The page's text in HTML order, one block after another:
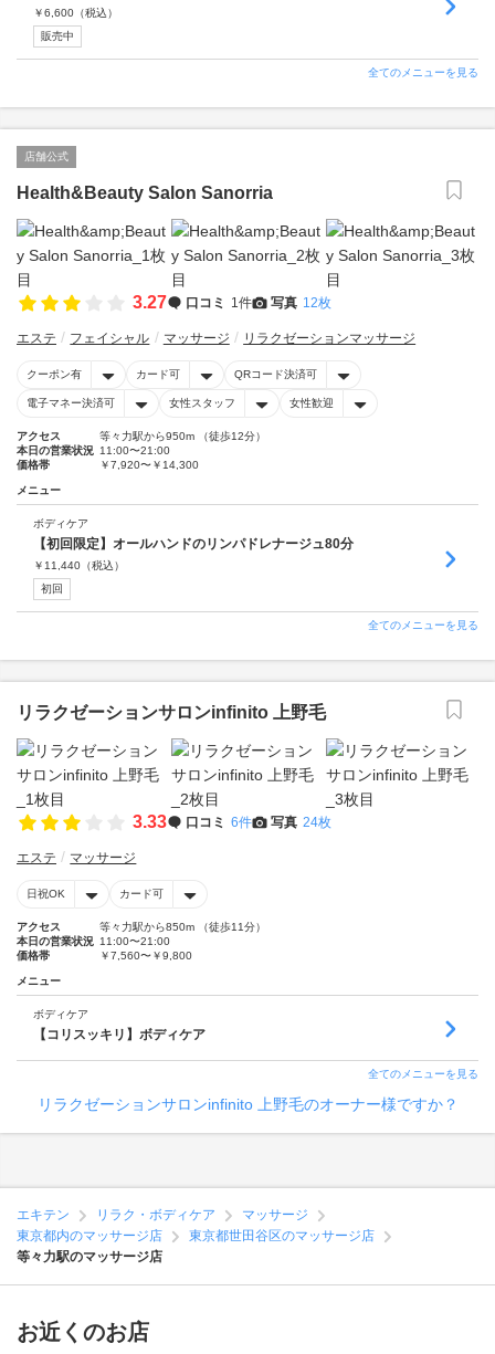
￥6,600 （税込）
販売中
全てのメニューを見る
店舗公式
Health&Beauty Salon Sanorria
3.27 口コミ 1件 写真 12枚
エステ フェイシャル マッサージ リラクゼーションマッサージ
クーポン有 カード可 QRコード決済可
電子マネー決済可 女性スタッフ 女性歓迎
アクセス
等々力駅から950m （徒歩12分）
本日の営業状況 11:00〜21:00
価格帯
￥7,920〜￥14,300
メニュー
ボディケア
【初回限定】オールハンドのリンパドレナージュ80分
￥ 11,440 （税込）
初回
全てのメニューを見る
リラクゼーションサロンinfinito 上野毛
3.33 口コミ 6件 写真 24枚
エステ マッサージ
日祝OK カード可
アクセス
等々力駅から850m （徒歩11分）
本日の営業状況 11:00〜21:00
価格帯
￥7,560〜￥9,800
メニュー
ボディケア
【コリスッキリ】ボディケア
全てのメニューを見る
リラクゼーションサロンinfinito 上野毛のオーナー様ですか？
エキテン リラク・ボディケア
マッサージ
東京都内のマッサージ店
東京都世田谷区のマッサージ店
等々力駅のマッサージ店
お近くのお店